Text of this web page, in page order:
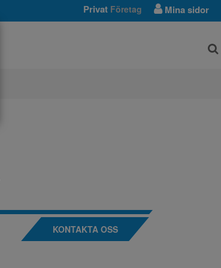
Mina sidor
Privat Företag
KONTAKTA OSS